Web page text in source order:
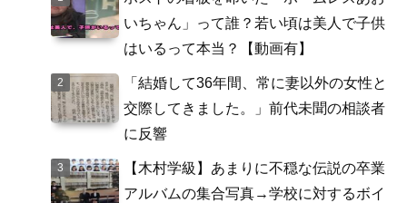
いちゃん」って誰？若い頃は美人で子供
はいるって本当？【動画有】
「結婚して36年間、常に妻以外の女性と
交際してきました。」前代未聞の相談者
に反響
【木村学級】あまりに不穏な伝説の卒業
アルバムの集合写真→学校に対するボイ